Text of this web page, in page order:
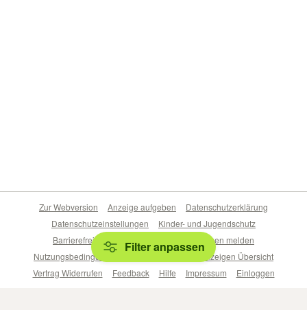
Filter anpassen
Zur Webversion Anzeige aufgeben
Datenschutzerklärung
Datenschutzeinstellungen
Kinder- und Jugendschutz
Barrierefreiheitserklärung
Sicherheitslücken melden
Nutzungsbedingungen
Beliebte Suchen
Anzeigen Übersicht
Vertrag Widerrufen
Feedback Hilfe Impressum Einloggen